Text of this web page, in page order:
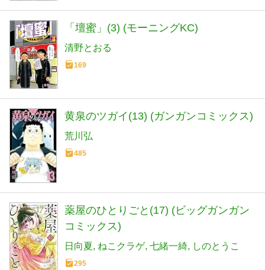
「壇蜜」(3) (モーニングKC)
清野とおる
169
黄泉のツガイ(13) (ガンガンコミックス)
荒川弘
485
薬屋のひとりごと(17) (ビッグガンガン
コミックス)
日向夏 ねこクラゲ 七緒一綺 しのとうこ
295